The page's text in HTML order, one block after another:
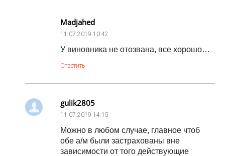
Madjahed
11.07.2019 10:42
У виновника не отозвана, все хорошо…
Ответить
gulik2805
11.07.2019 14:15
Можно в любом случае, главное чтоб
обе а/м были застрахованы вне
зависимости от того действующие